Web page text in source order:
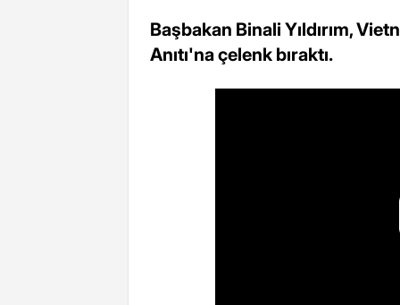
Başbakan Binali Yıldırım,
Anıtı'na çelenk bıraktı.